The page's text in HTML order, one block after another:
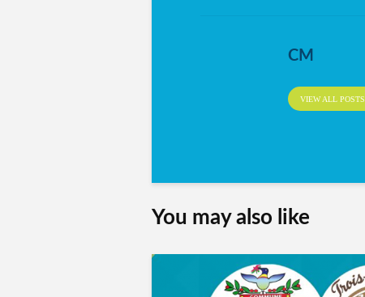
CM
VIEW ALL POSTS
You may also like